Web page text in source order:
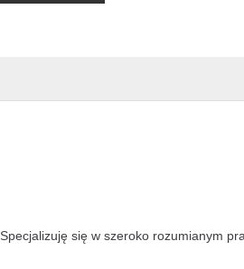
Specjalizuję się w szeroko rozumianym